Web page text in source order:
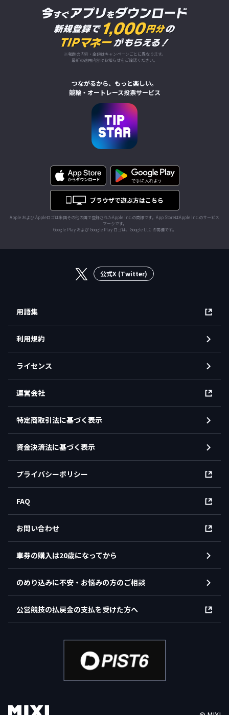
※報酬の内容・金額はキャンペーンごとに異なります。
最新の適用内容はお知らせをご確認ください。
つながるから、もっと楽しい。
競輪・オートレース投票サービス
Apple および Appleロゴは米国その他の国で登録されたApple Inc.の商標です。App StoreはApple Inc.のサービス
マークです。
Google Play および Google Play ロゴは、Google LLC の商標です。
公式X (Twitter)
用語集
利用規約
ライセンス
運営会社
特定商取引法に基づく表示
資金決済法に基づく表示
プライバシーポリシー
FAQ
お問い合わせ
車券の購入は20歳になってから
のめり込みに不安・お悩みの方のご相談
公営競技の払戻金の支払を受けた方へ